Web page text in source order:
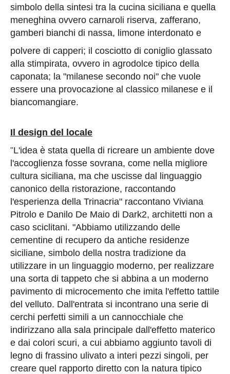
simbolo della sintesi tra la cucina siciliana e quella
meneghina ovvero carnaroli riserva, zafferano,
gamberi bianchi di nassa, limone interdonato e
polvere di capperi; il cosciotto di coniglio glassato
alla stimpirata, ovvero in agrodolce tipico della
caponata; la "milanese secondo noi" che vuole
essere una provocazione al classico milanese e il
biancomangiare.
Il design del locale
"L'idea è stata quella di ricreare un ambiente dove
l'accoglienza fosse sovrana, come nella migliore
cultura siciliana, ma che uscisse dal linguaggio
canonico della ristorazione, raccontando
l'esperienza della Trinacria" raccontano Viviana
Pitrolo e Danilo De Maio di Dark2, architetti non a
caso sciclitani. "Abbiamo utilizzando delle
cementine di recupero da antiche residenze
siciliane, simbolo della nostra tradizione da
utilizzare in un linguaggio moderno, per realizzare
una sorta di tappeto che si abbina a un moderno
pavimento di microcemento che imita l'effetto tattile
del velluto. Dall'entrata si incontrano una serie di
cerchi perfetti simili a un cannocchiale che
indirizzano alla sala principale dall'effetto materico
e dai colori scuri, a cui abbiamo aggiunto tavoli di
legno di frassino ulivato a interi pezzi singoli, per
creare quel rapporto diretto con la natura tipico